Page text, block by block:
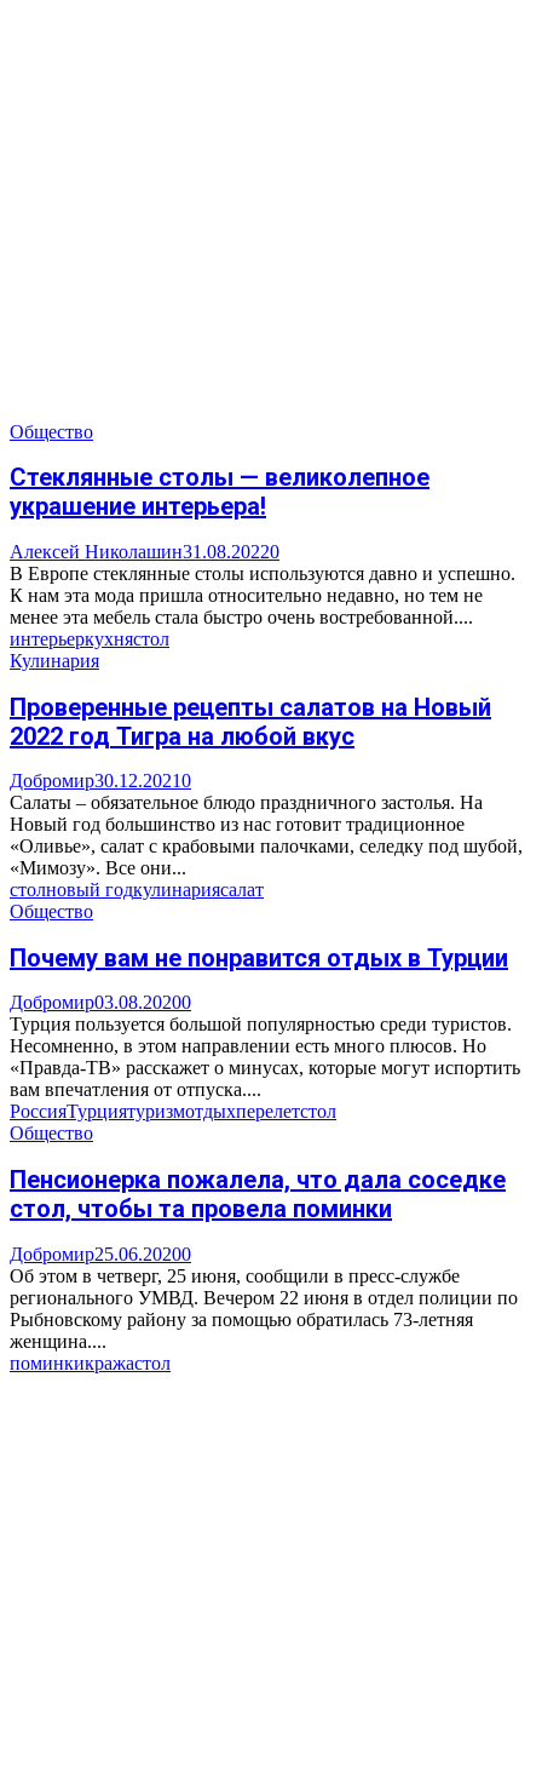
Общество
Стеклянные столы — великолепное
украшение интерьера!
Алексей Николашин31.08.20220
В Европе стеклянные столы используются давно и успешно.
К нам эта мода пришла относительно недавно, но тем не
менее эта мебель стала быстро очень востребованной....
интерьеркухнястол
Кулинария
Проверенные рецепты салатов на Новый
2022 год Тигра на любой вкус
Добромир30.12.20210
Салаты – обязательное блюдо праздничного застолья. На
Новый год большинство из нас готовит традиционное
«Оливье», салат с крабовыми палочками, селедку под шубой,
«Мимозу». Все они...
столновый годкулинариясалат
Общество
Почему вам не понравится отдых в Турции
Добромир03.08.20200
Турция пользуется большой популярностью среди туристов.
Несомненно, в этом направлении есть много плюсов. Но
«Правда-ТВ» расскажет о минусах, которые могут испортить
вам впечатления от отпуска....
РоссияТурциятуризмотдыхперелетстол
Общество
Пенсионерка пожалела, что дала соседке
стол, чтобы та провела поминки
Добромир25.06.20200
Об этом в четверг, 25 июня, сообщили в пресс-службе
регионального УМВД. Вечером 22 июня в отдел полиции по
Рыбновскому району за помощью обратилась 73-летняя
женщина....
поминкикражастол